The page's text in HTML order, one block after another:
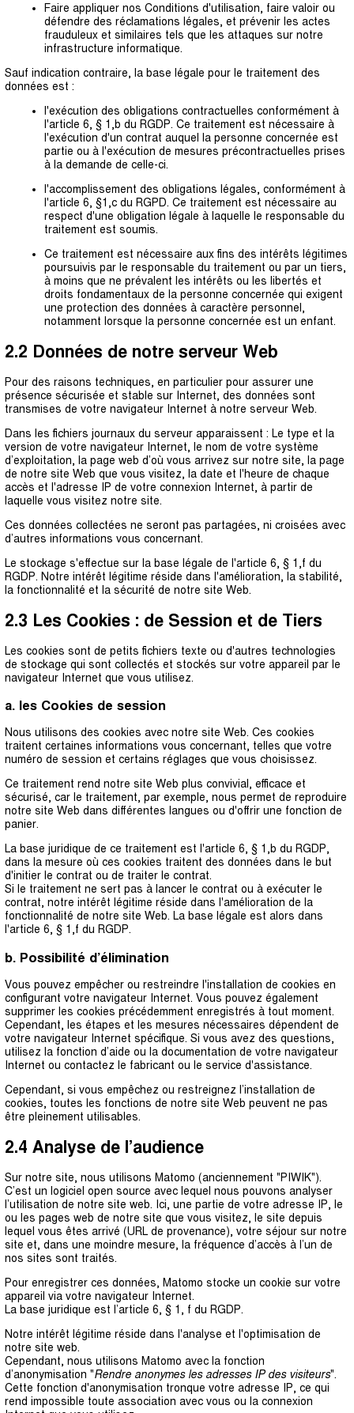
Faire appliquer nos Conditions d'utilisation, faire valoir ou
défendre des réclamations légales, et prévenir les actes
frauduleux et similaires tels que les attaques sur notre
infrastructure informatique.
Sauf indication contraire, la base légale pour le traitement des
données est :
l'exécution des obligations contractuelles conformément à
l'article 6, § 1,b du RGDP. Ce traitement est nécessaire à
l'exécution d'un contrat auquel la personne concernée est
partie ou à l'exécution de mesures précontractuelles prises
à la demande de celle-ci.
l'accomplissement des obligations légales, conformément à
l'article 6, §1,c du RGPD. Ce traitement est nécessaire au
respect d'une obligation légale à laquelle le responsable du
traitement est soumis.
Ce traitement est nécessaire aux fins des intérêts légitimes
poursuivis par le responsable du traitement ou par un tiers,
à moins que ne prévalent les intérêts ou les libertés et
droits fondamentaux de la personne concernée qui exigent
une protection des données à caractère personnel,
notamment lorsque la personne concernée est un enfant.
2.2 Données de notre serveur Web
Pour des raisons techniques, en particulier pour assurer une
présence sécurisée et stable sur Internet, des données sont
transmises de votre navigateur Internet à notre serveur Web.
Dans les fichiers journaux du serveur apparaissent : Le type et la
version de votre navigateur Internet, le nom de votre système
d’exploitation, la page web d’où vous arrivez sur notre site, la page
de notre site Web que vous visitez, la date et l'heure de chaque
accès et l'adresse IP de votre connexion Internet, à partir de
laquelle vous visitez notre site.
Ces données collectées ne seront pas partagées, ni croisées avec
d’autres informations vous concernant.
Le stockage s'effectue sur la base légale de l'article 6, § 1,f du
RGDP. Notre intérêt légitime réside dans l'amélioration, la stabilité,
la fonctionnalité et la sécurité de notre site Web.
2.3 Les Cookies : de Session et de Tiers
Les cookies sont de petits fichiers texte ou d'autres technologies
de stockage qui sont collectés et stockés sur votre appareil par le
navigateur Internet que vous utilisez.
a. les Cookies de session
Nous utilisons des cookies avec notre site Web. Ces cookies
traitent certaines informations vous concernant, telles que votre
numéro de session et certains réglages que vous choisissez.
Ce traitement rend notre site Web plus convivial, efficace et
sécurisé, car le traitement, par exemple, nous permet de reproduire
notre site Web dans différentes langues ou d'offrir une fonction de
panier.
La base juridique de ce traitement est l'article 6, § 1,b du RGDP,
dans la mesure où ces cookies traitent des données dans le but
d'initier le contrat ou de traiter le contrat.
Si le traitement ne sert pas à lancer le contrat ou à exécuter le
contrat, notre intérêt légitime réside dans l'amélioration de la
fonctionnalité de notre site Web. La base légale est alors dans
l'article 6, § 1,f du RGDP.
b. Possibilité d’élimination
Vous pouvez empêcher ou restreindre l'installation de cookies en
configurant votre navigateur Internet. Vous pouvez également
supprimer les cookies précédemment enregistrés à tout moment.
Cependant, les étapes et les mesures nécessaires dépendent de
votre navigateur Internet spécifique. Si vous avez des questions,
utilisez la fonction d’aide ou la documentation de votre navigateur
Internet ou contactez le fabricant ou le service d'assistance.
Cependant, si vous empêchez ou restreignez l’installation de
cookies, toutes les fonctions de notre site Web peuvent ne pas
être pleinement utilisables.
2.4 Analyse de l’audience
Sur notre site, nous utilisons Matomo (anciennement "PIWIK").
C’est un logiciel open source avec lequel nous pouvons analyser
l’utilisation de notre site web. Ici, une partie de votre adresse IP, le
ou les pages web de notre site que vous visitez, le site depuis
lequel vous êtes arrivé (URL de provenance), votre séjour sur notre
site et, dans une moindre mesure, la fréquence d’accès à l’un de
nos sites sont traités.
Pour enregistrer ces données, Matomo stocke un cookie sur votre
appareil via votre navigateur Internet.
La base juridique est l’article 6, § 1, f du RGDP.
Notre intérêt légitime réside dans l'analyse et l'optimisation de
notre site web.
Cependant, nous utilisons Matomo avec la fonction
d’anonymisation "Rendre anonymes les adresses IP des visiteurs".
Cette fonction d'anonymisation tronque votre adresse IP, ce qui
rend impossible toute association avec vous ou la connexion